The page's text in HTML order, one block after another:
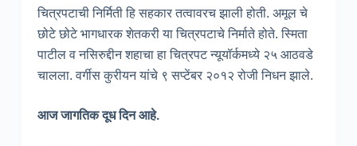
चित्रपटाची निर्मिती हि सहकार तत्वावरच झाली होती. अमूल चे
छोटे छोटे भागधारक शेतकरी या चित्रपटाचे निर्माते होते. स्मिता
पाटील व नसिरुद्दीन शहाचा हा चित्रपट न्यूयॉर्कमध्ये २५ आठवडे
चालला. वर्गीस कुरीयन यांचे ९ सप्टेंबर २०१२ रोजी निधन झाले.
आज जागतिक दूध दिन आहे.